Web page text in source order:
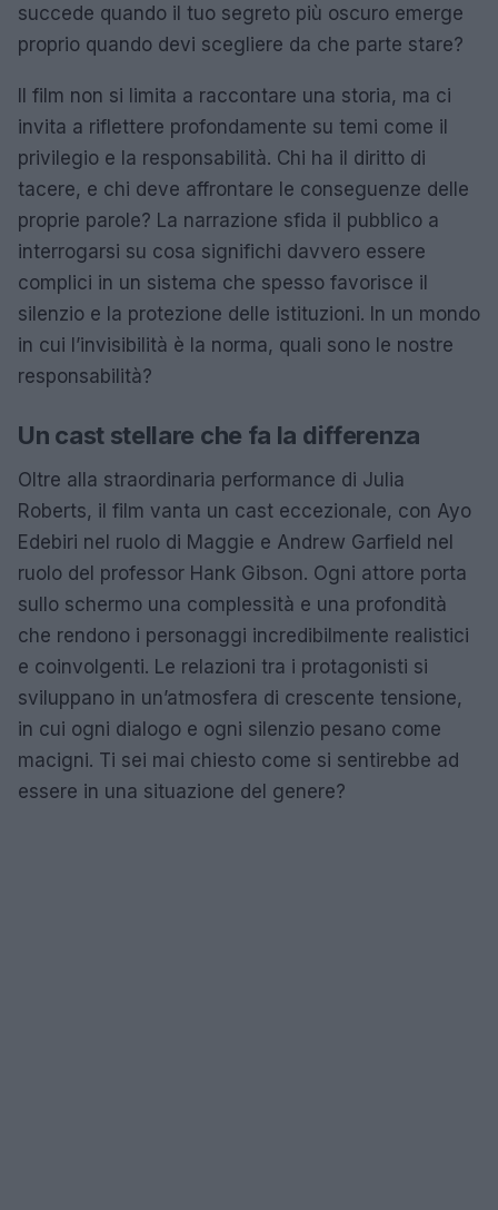
succede quando il tuo segreto più oscuro emerge
proprio quando devi scegliere da che parte stare?
Il film non si limita a raccontare una storia, ma ci
invita a riflettere profondamente su temi come il
privilegio e la responsabilità. Chi ha il diritto di
tacere, e chi deve affrontare le conseguenze delle
proprie parole? La narrazione sfida il pubblico a
interrogarsi su cosa significhi davvero essere
complici in un sistema che spesso favorisce il
silenzio e la protezione delle istituzioni. In un mondo
in cui l’invisibilità è la norma, quali sono le nostre
responsabilità?
Un cast stellare che fa la differenza
Oltre alla straordinaria performance di Julia
Roberts, il film vanta un cast eccezionale, con Ayo
Edebiri nel ruolo di Maggie e Andrew Garfield nel
ruolo del professor Hank Gibson. Ogni attore porta
sullo schermo una complessità e una profondità
che rendono i personaggi incredibilmente realistici
e coinvolgenti. Le relazioni tra i protagonisti si
sviluppano in un’atmosfera di crescente tensione,
in cui ogni dialogo e ogni silenzio pesano come
macigni. Ti sei mai chiesto come si sentirebbe ad
essere in una situazione del genere?